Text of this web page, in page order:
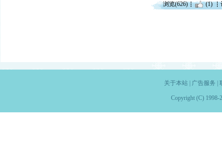
浏览(626) (1)
关于本站| 广告服务
Copyright (C) 1998-